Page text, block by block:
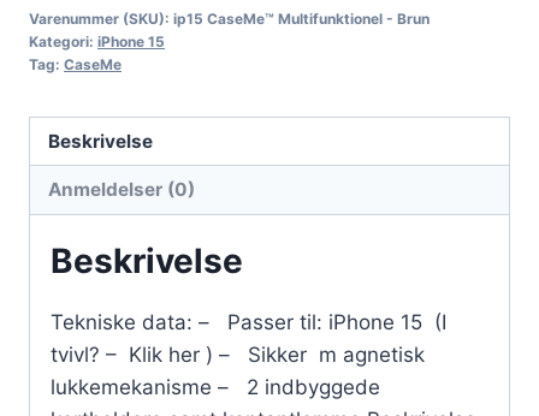
Varenummer (SKU): ip15 CaseMe™ Multifunktionel - Brun
Kategori: iPhone 15
Tag: CaseMe
Beskrivelse
Anmeldelser (0)
Beskrivelse
Tekniske data: – Passer til: iPhone 15 (I
tvivl? – Klik her ) – Sikker m agnetisk
lukkemekanisme – 2 indbyggede